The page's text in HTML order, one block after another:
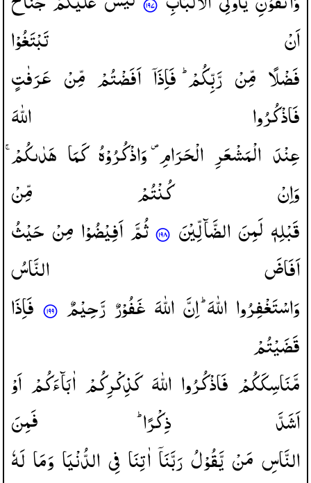
اَنْ
تَبْتَغُوْا
فَضْلًا مِّنْ رَّبِّكُمْ ؕ فَاِذَاۤ اَفَضْتُمْ مِّنْ عَرَفٰتٍ
فَاذْكُرُوا
اللّٰهَ
عِنْدَ الْمَشْعَرِ الْحَرَامِ ۪ وَاذْكُرُوْهُ كَمَا هَدٰىكُمْ ۚ
وَاِنْ
كُنْتُمْ
مِّنْ
قَبْلِهٖلَمِنَ الضَّآلِّیْنَ ثُمَّاَفِیْضُوْا مِنْ حَیْثُ
اَفَاضَ
النَّاسُ
وَاسْتَغْفِرُوا اللّٰهَ ؕ اِنَّ اللّٰهَ غَفُوْرٌ رَّحِیْمٌ
فَاِذَا
قَضَیْتُمْ
مَّنَاسِكَكُمْ فَاذْكُرُوا اللّٰهَ كَذِكْرِكُمْ اٰبَآءَكُمْ اَوْ
اَشَدَّ
ذِكْرًا ؕ
فَمِنَ
النَّاسِ مَنْ یَّقُوْلُرَبَّنَاۤ اٰتِنَافِی الدُّنْیَا وَمَالَهٗ